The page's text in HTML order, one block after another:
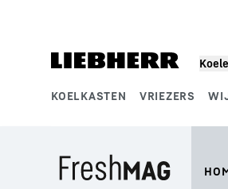
KOELKASTEN VRIEZERS